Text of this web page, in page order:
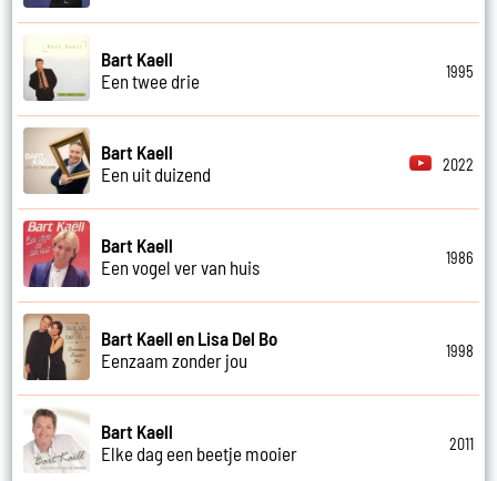
Bart Kaell
Een twee drie
1995
Bart Kaell
Een uit duizend
2022
Bart Kaell
Een vogel ver van huis
1986
Bart Kaell en Lisa Del Bo
Eenzaam zonder jou
1998
Bart Kaell
Elke dag een beetje mooier
2011